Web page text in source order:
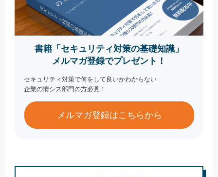
書籍「セキュリティ対策の基礎知識」
メルマガ登録でプレゼント！
セキュリティ対策で何をして良いかわからない
企業の情シス部門の方必見！
メルマガ登録はこちらから